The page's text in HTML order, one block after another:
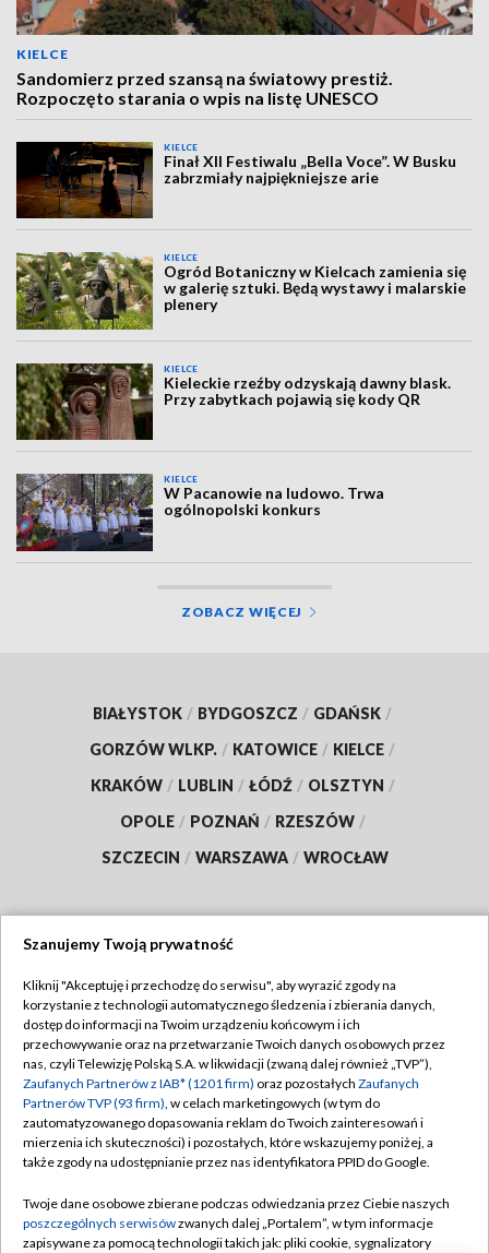
KIELCE
Sandomierz przed szansą na światowy prestiż.
Rozpoczęto starania o wpis na listę UNESCO
KIELCE
Finał XII Festiwalu „Bella Voce”. W Busku
zabrzmiały najpiękniejsze arie
KIELCE
Ogród Botaniczny w Kielcach zamienia się
w galerię sztuki. Będą wystawy i malarskie
plenery
KIELCE
Kieleckie rzeźby odzyskają dawny blask.
Przy zabytkach pojawią się kody QR
KIELCE
W Pacanowie na ludowo. Trwa
ogólnopolski konkurs
ZOBACZ WIĘCEJ
BIAŁYSTOK / BYDGOSZCZ / GDAŃSK /
GORZÓW WLKP. / KATOWICE / KIELCE /
KRAKÓW / LUBLIN / ŁÓDŹ / OLSZTYN /
OPOLE / POZNAŃ / RZESZÓW /
SZCZECIN / WARSZAWA / WROCŁAW
TVP
Abonament TVP
Emisja w TVP
Centrum informacji TVP
Naziemna Telewizja Cyfrowa
Rada Programowa
Regulamin TVP
Polityka prywatności
Moje zgody
Pomoc
Kontakt
Szanujemy Twoją prywatność
Kliknij "Akceptuję i przechodzę do serwisu", aby wyrazić zgody na
korzystanie z technologii automatycznego śledzenia i zbierania danych,
dostęp do informacji na Twoim urządzeniu końcowym i ich
przechowywanie oraz na przetwarzanie Twoich danych osobowych przez
nas, czyli Telewizję Polską S.A. w likwidacji (zwaną dalej również „TVP”),
Zaufanych Partnerów z IAB* (1201 firm) oraz pozostałych Zaufanych
Partnerów TVP (93 firm), w celach marketingowych (w tym do
zautomatyzowanego dopasowania reklam do Twoich zainteresowań i
mierzenia ich skuteczności) i pozostałych, które wskazujemy poniżej, a
także zgody na udostępnianie przez nas identyfikatora PPID do Google.
Twoje dane osobowe zbierane podczas odwiedzania przez Ciebie naszych
poszczególnych serwisówzwanych dalej „Portalem”, w tym informacje
zapisywane za pomocą technologii takich jak: pliki cookie, sygnalizatory